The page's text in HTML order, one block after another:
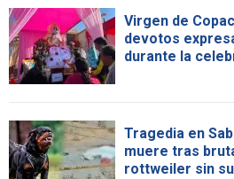
Virgen de
devotos
durante la
Tragedia en
muere tras
rottweiler sin